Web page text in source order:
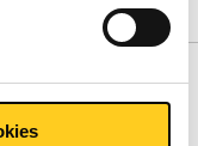
Acier